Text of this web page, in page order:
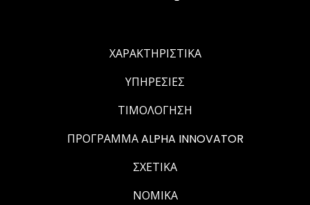
ΧΑΡΑΚΤΗΡΙΣΤΙΚΆ
ΥΠΗΡΕΣΊΕΣ
ΤΙΜΟΛΌΓΗΣΗ
ΠΡΌΓΡΑΜΜΑ ALPHA INNOVATOR
ΣΧΕΤΙΚΆ
ΝΟΜΙΚΆ